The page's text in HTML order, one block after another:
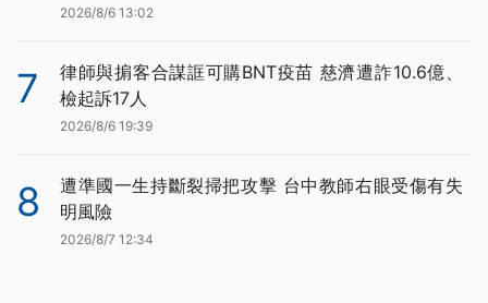
2026/8/6 13:02
7
律師與掮客合謀誆可購BNT疫苗 慈濟遭詐10.6億、
檢起訴17人
2026/8/6 19:39
8
遭準國一生持斷裂掃把攻擊 台中教師右眼受傷有失
明風險
2026/8/7 12:34